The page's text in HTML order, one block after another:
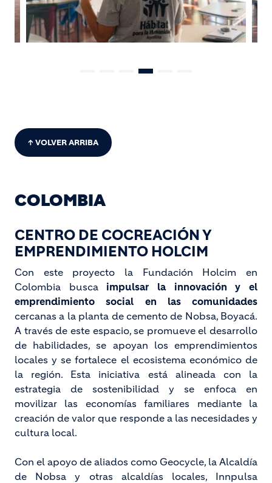
↑ VOLVER ARRIBA
COLOMBIA
CENTRO DE COCREACIÓN Y
EMPRENDIMIENTO HOLCIM
Con este proyecto la Fundación Holcim en
Colombia busca impulsar la innovación y el
emprendimiento social en las comunidades
cercanas a la planta de cemento de Nobsa, Boyacá.
A través de este espacio, se promueve el desarrollo
de habilidades, se apoyan los emprendimientos
locales y se fortalece el ecosistema económico de
la región. Esta iniciativa está alineada con la
estrategia de sostenibilidad y se enfoca en
movilizar las economías familiares mediante la
creación de valor que responde a las necesidades y
cultura local.
Con el apoyo de aliados como Geocycle, la Alcaldía
de Nobsa y otras alcaldías locales, Innpulsa